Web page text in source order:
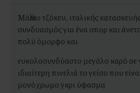
Μάλλινο τζόκευ, ιταλικής
συνδυασμός για ένα σπορ και
πολύ όμορφο και
ευκολοσυνδύαστο μεγάλο καρό σε
ιδιαίτερη πινελιά το γείσο που
μονόχρωμο γκρι ύφασμα